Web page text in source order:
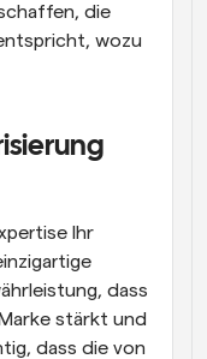
die
wozu
Ihr
dass
stärkt und
dass die von